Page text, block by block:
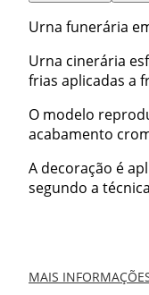
Urna funerária
Urna cinerária
frias aplicadas a
O modelo
acabamento
A decoração é
segundo a
MAIS